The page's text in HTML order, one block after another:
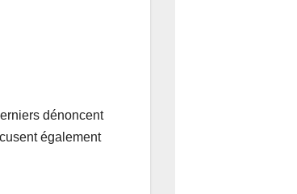
dénoncent
également